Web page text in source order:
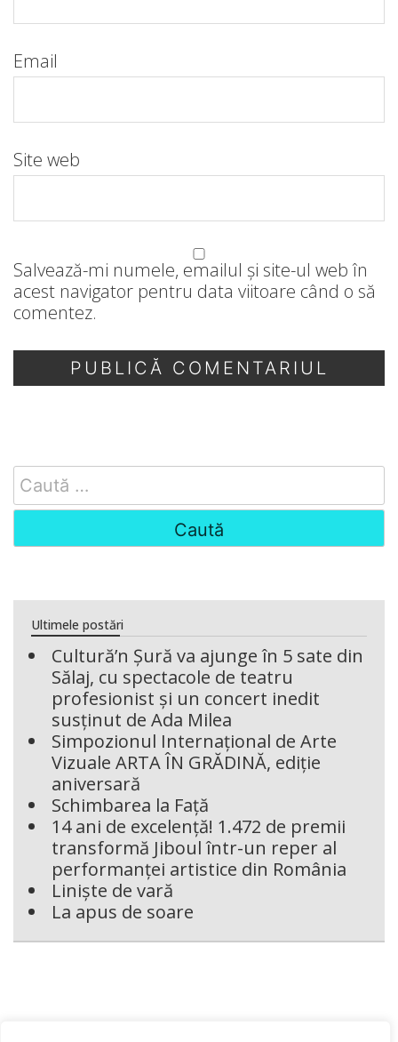
Email
Site web
Salvează-mi numele, emailul și site-ul web în
acest navigator pentru data viitoare când o să
comentez.
Search
for:
Ultimele postări
Cultură’n Șură va ajunge în 5 sate din
Sălaj, cu spectacole de teatru
profesionist și un concert inedit
susținut de Ada Milea
Simpozionul Internațional de Arte
Vizuale ARTA ÎN GRĂDINĂ, ediție
aniversară
Schimbarea la Față
14 ani de excelență! 1.472 de premii
transformă Jiboul într-un reper al
performanței artistice din România
Liniște de vară
La apus de soare